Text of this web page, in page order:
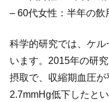
– 60代女性：半年の
科学的研究では、ケ
います。2015年の研
摂取で、収縮期血圧
2.7mmHg低下したと